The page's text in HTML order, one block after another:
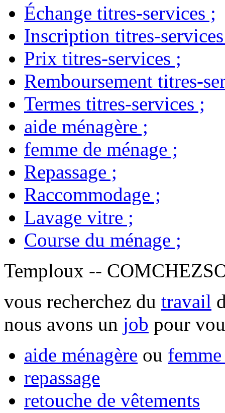
Échange titres-services ;
Inscription titres-services
Prix titres-services ;
Remboursement titres-
Termes titres-services ;
aide ménagère ;
femme de ménage ;
Repassage ;
Raccommodage ;
Lavage vitre ;
Course du ménage ;
Temploux --
vous recherchez du travail
nous avons un job pour
aide ménagère ou
repassage
retouche de vêtements